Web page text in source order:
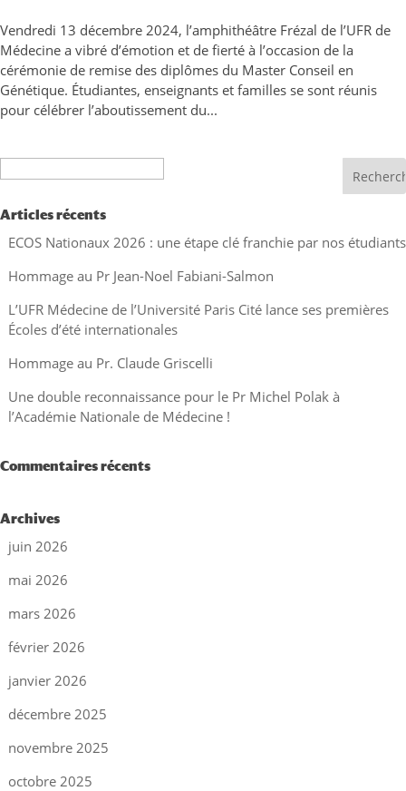
Vendredi 13 décembre 2024, l’amphithéâtre Frézal de l’UFR de
Médecine a vibré d’émotion et de fierté à l’occasion de la
cérémonie de remise des diplômes du Master Conseil en
Génétique. Étudiantes, enseignants et familles se sont réunis
pour célébrer l’aboutissement du...
Articles récents
ECOS Nationaux 2026 : une étape clé franchie par nos étudiants
Hommage au Pr Jean-Noel Fabiani-Salmon
L’UFR Médecine de l’Université Paris Cité lance ses premières
Écoles d’été internationales
Hommage au Pr. Claude Griscelli
Une double reconnaissance pour le Pr Michel Polak à
l’Académie Nationale de Médecine !
Commentaires récents
Archives
juin 2026
mai 2026
mars 2026
février 2026
janvier 2026
décembre 2025
novembre 2025
octobre 2025